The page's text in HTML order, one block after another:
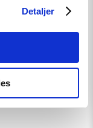
Detaljer
International